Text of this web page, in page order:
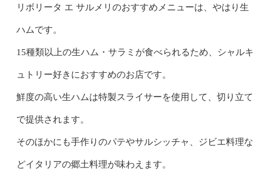
リボリータ エ サルメリのおすすめメニューは、やはり生
ハムです。
15種類以上の生ハム・サラミが食べられるため、シャルキ
ュトリー好きにおすすめのお店です。
鮮度の高い生ハムは特製スライサーを使用して、切り立て
で提供されます。
そのほかにも手作りのパテやサルシッチャ、ジビエ料理な
どイタリアの郷土料理が味わえます。